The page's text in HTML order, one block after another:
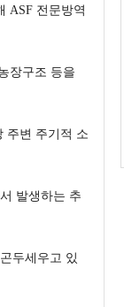
ASF 전문방역
장구조 등을
주변 주기적 소
발생하는 추
두세우고 있